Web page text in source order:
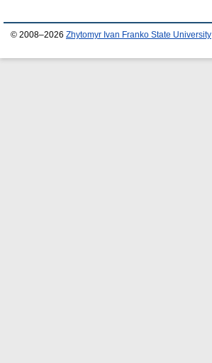
© 2008–2026 Zhytomyr Ivan Franko State University